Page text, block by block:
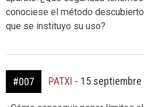
conociese el método
que se instituyo su uso?
#007 PATXI - 15 septiembre